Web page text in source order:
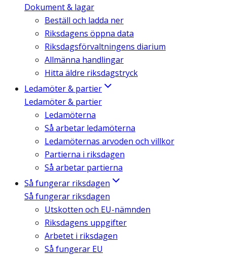
Dokument & lagar
Beställ och ladda ner
Riksdagens öppna data
Riksdagsförvaltningens diarium
Allmänna handlingar
Hitta äldre riksdagstryck
Ledamöter & partier
Ledamöter & partier
Ledamöterna
Så arbetar ledamöterna
Ledamöternas arvoden och villkor
Partierna i riksdagen
Så arbetar partierna
Så fungerar riksdagen
Så fungerar riksdagen
Utskotten och EU-nämnden
Riksdagens uppgifter
Arbetet i riksdagen
Så fungerar EU